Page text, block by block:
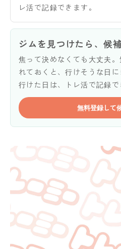
レ活で記録できます。
ジムを見つけたら、候
焦って決めなくても大丈夫
れておくと、行けそうな日
行けた日は、トレ活で記録で
無料登録して